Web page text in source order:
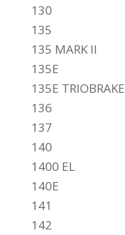
130
135
135 MARK II
135E
135E TRIOBRAKE
136
137
140
1400 EL
140E
141
142